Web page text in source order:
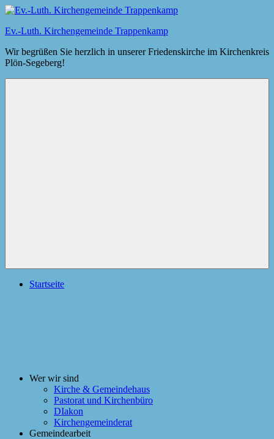
Zum
springen
Ev.-Luth. Kirchengemeinde Trappenkamp
Wir begrüßen Sie herzlich in unserer Friedenskirche im Kirchenkreis
Plön-Segeberg!
Startseite
Wer wir sind
Kirche & Gemeindehaus
Pastorat und Kirchenbüro
DIakon
Kirchengemeinderat
Gemeindearbeit